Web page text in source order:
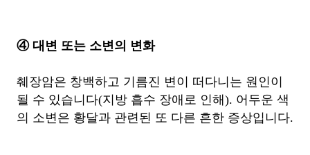
④ 대변 ​​또는 소변의 변화
췌장암은 창백하고 기름진 변이 떠다니는 원인이
될 수 있습니다(지방 흡수 장애로 인해). 어두운 색
의 소변은 황달과 관련된 또 다른 흔한 증상입니다.